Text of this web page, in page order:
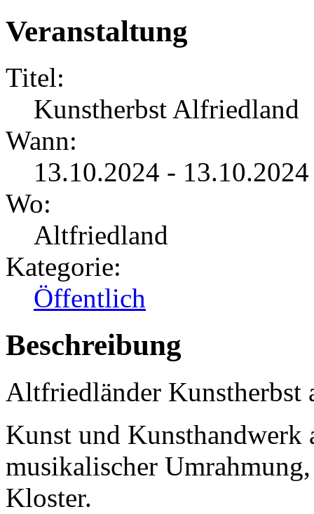
Veranstaltung
Titel:
Kunstherbst Alfriedland
Wann:
13.10.2024 -
Wo:
Altfriedland
Kategorie:
Öffentlich
Beschreibung
Altfriedländer Kunstherbst
Kunst und Kunsthandwerk
musikalischer
Kloster.